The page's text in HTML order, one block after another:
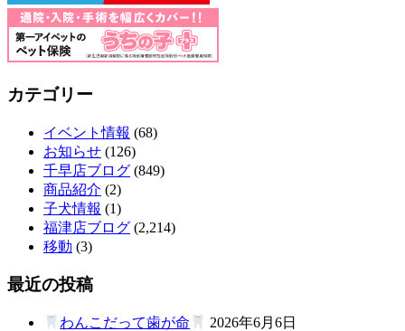
カテゴリー
イベント情報 (68)
お知らせ (126)
千早店ブログ (849)
商品紹介 (2)
子犬情報 (1)
福津店ブログ (2,214)
移動 (3)
最近の投稿
わんこだって歯が命
2026年6月6日